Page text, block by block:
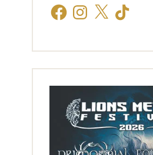
FacebookInstagram
X TikTok